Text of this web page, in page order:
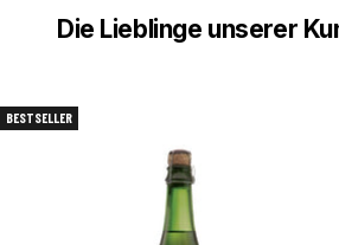
Die Lieblinge unserer
BESTSELLER